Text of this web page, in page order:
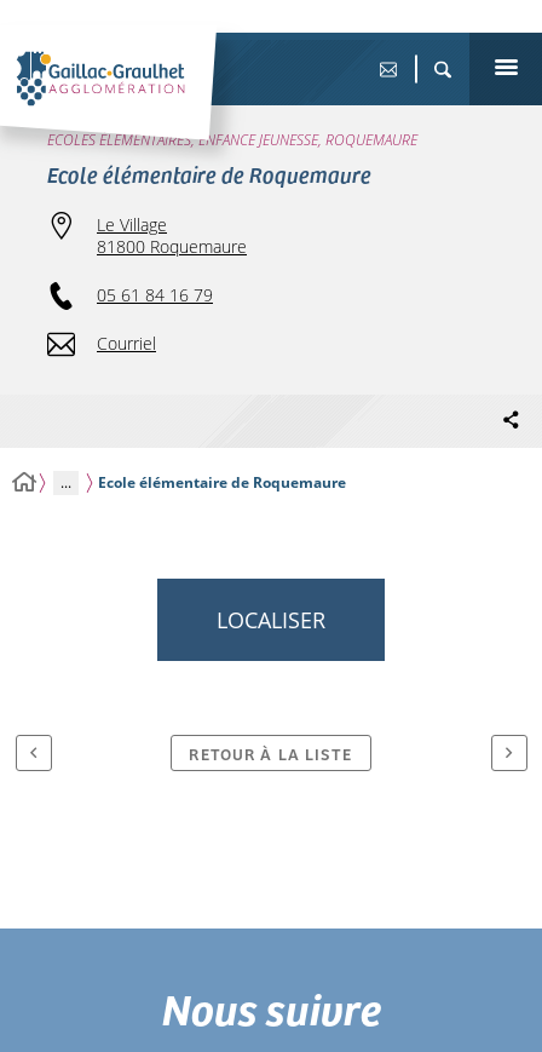
ECOLES ÉLÉMENTAIRES, ENFANCE JEUNESSE, ROQUEMAURE
Ecole élémentaire de Roquemaure
Le Village
81800 Roquemaure
05 61 84 16 79
Courriel
... Ecole élémentaire de Roquemaure
LOCALISER
RETOUR À LA LISTE
Nous suivre